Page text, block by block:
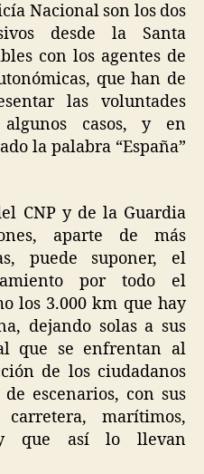
Nacional son los dos
desde la Santa
con los agentes de
que han de
las voluntades
algunos casos, y en
la palabra “España”
CNP y de la Guardia
aparte de más
puede suponer, el
por todo el
los 3.000 km que hay
dejando solas a sus
que se enfrentan al
de los ciudadanos
escenarios, con sus
marítimos,
y que así lo llevan